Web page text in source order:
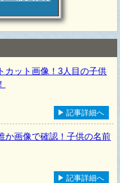
カット画像！3人目の子供
記事詳細へ
か画像で確認！子供の名前
記事詳細へ